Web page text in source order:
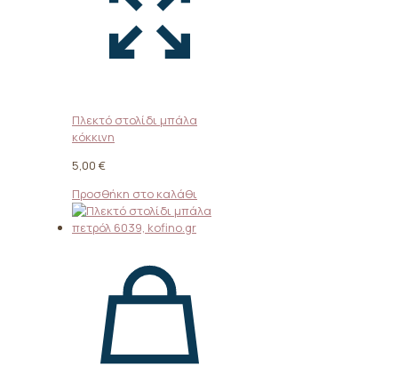
Πλεκτό στολίδι μπάλα
κόκκινη
5,00 €
Προσθήκη στο καλάθι